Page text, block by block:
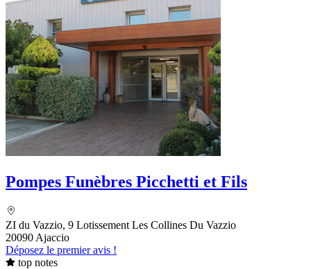
Pompes Funèbres Picchetti et Fils
ZI du Vazzio, 9 Lotissement Les Collines Du Vazzio
20090 Ajaccio
Déposez le premier avis !
top notes